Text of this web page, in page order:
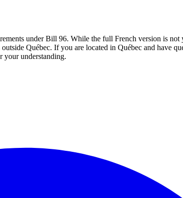
under Bill 96. While the full French version is
Québec. If you are located in Québec and have
your understanding.